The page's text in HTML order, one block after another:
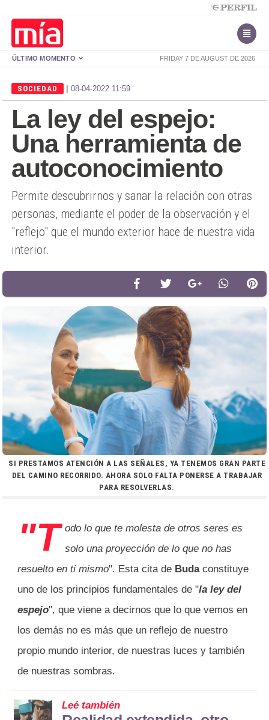
FRIDAY 7 DE AUGUST DE 2026
ÚLTIMO MOMENTO
SOCIEDAD | 08-04-2022 11:59
La ley del espejo:
Una herramienta de
autoconocimiento
Permite descubrirnos y sanar la relación con otras
personas, mediante el poder de la observación y el
"reflejo" que el mundo exterior hace de nuestra vida
interior.
SI PRESTAMOS ATENCIÓN A LAS SEÑALES, YA TENEMOS GRAN PARTE
DEL CAMINO RECORRIDO. AHORA SOLO FALTA PONERSE A TRABAJAR
PARA RESOLVERLAS.
"T odo lo que te molesta de otros seres es
solo una proyección de lo que no has
resuelto en ti mismo". Esta cita de Budaconstituye
uno de los principios fundamentales de "la ley del
espejo", que viene a decirnos que lo que vemos en
los demás no es más que un reflejo de nuestro
propio mundo interior, de nuestras luces y también
de nuestras sombras.
Leé también